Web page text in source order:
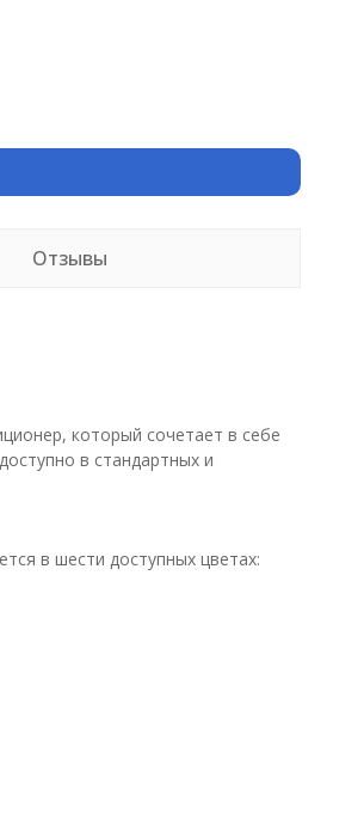
Отзывы
который сочетает в себе
в стандартных и
в шести доступных цветах: